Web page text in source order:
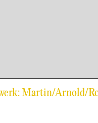
Martin/Arnold/